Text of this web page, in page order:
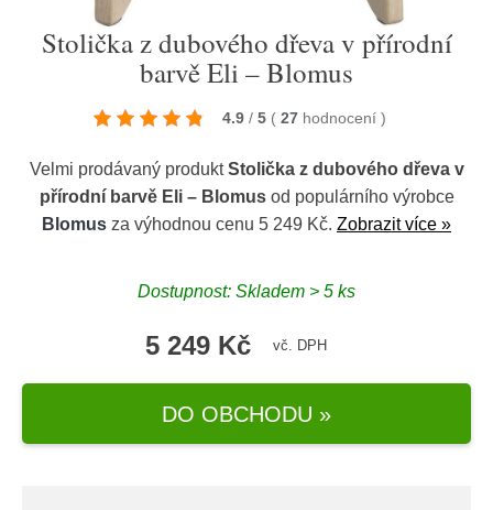
Stolička z dubového dřeva v přírodní
barvě Eli – Blomus
4.9 / 5 ( 27 hodnocení )
Velmi prodávaný produktStolička z dubového dřeva v
přírodní barvě Eli – Blomusod populárního výrobce
Blomus za výhodnou cenu 5 249 Kč. Zobrazit více »
Dostupnost: Skladem > 5 ks
5 249 Kč vč. DPH
DO OBCHODU »